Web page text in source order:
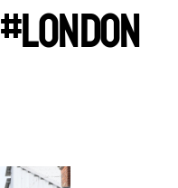
#LONDON